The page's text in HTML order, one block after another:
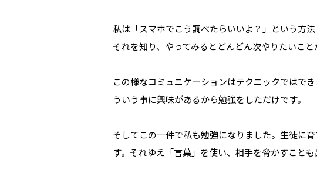
私は「スマホでこう調べたらいいよ？」という方法
それを知り、やってみるとどんどん次やりたいこ
この様なコミュニケーションはテクニックではで
ういう事に興味があるから勉強をしただけです。
そしてこの一件で私も勉強になりました。生徒に
す。それゆえ「言葉」を使い、相手を脅かすこと